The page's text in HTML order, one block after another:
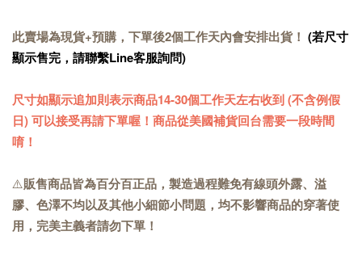
此賣場為現貨+預購，下單後2個工作天內會安排出貨！ (若尺寸
顯示售完，請聯繫Line客服詢問)
尺寸如顯示追加則表示商品14-30個工作天左右收到 (不含例假
日) 可以接受再請下單喔！商品從美國補貨回台需要一段時間
唷！
⚠️販售商品皆為百分百正品，製造過程難免有線頭外露、溢
膠、色澤不均以及其他小細節小問題，均不影響商品的穿著使
用，完美主義者請勿下單！